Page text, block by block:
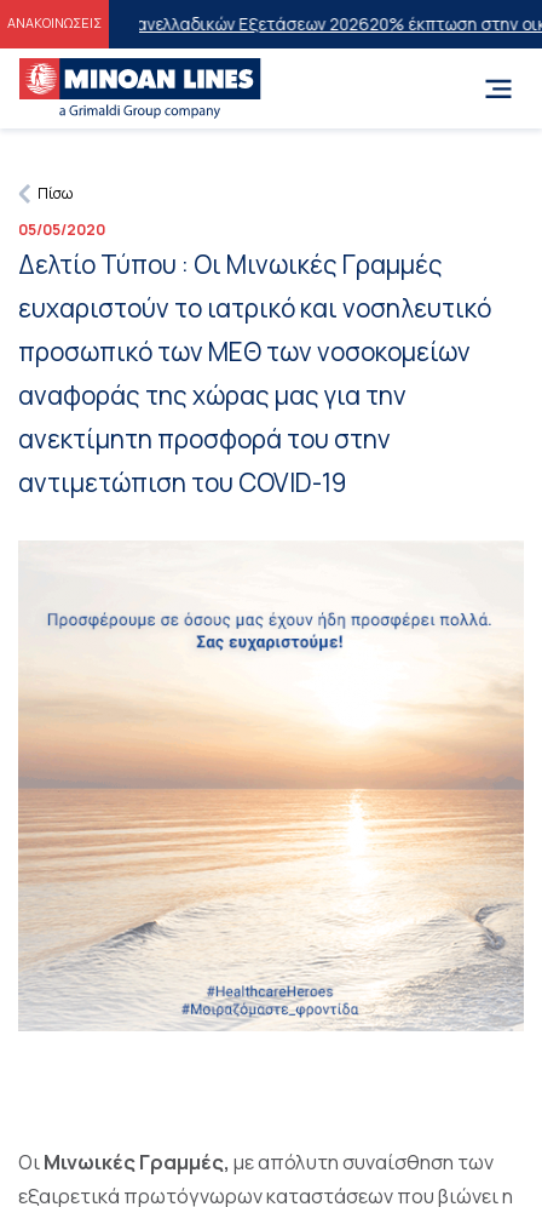
ΑΝΑΚΟΙΝΩΣΕΙΣ
των Πανελλαδικών Εξετάσεων 202620% έκπτωση στην
Πίσω
05/05/2020
Δελτίο Τύπου : Οι Μινωικές Γραμμές
ευχαριστούν το ιατρικό και νοσηλευτικό
προσωπικό των ΜΕΘ των νοσοκομείων
αναφοράς της χώρας μας για την
ανεκτίμητη προσφορά του στην
αντιμετώπιση του COVID-19
ΟιΜινωικές Γραμμές, με απόλυτη συναίσθηση των
εξαιρετικά πρωτόγνωρων καταστάσεων που βιώνει η